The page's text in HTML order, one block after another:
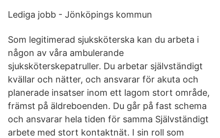
Lediga jobb - Jönköpings kommun
Som legitimerad sjuksköterska kan du arbeta i
någon av våra ambulerande
sjuksköterskepatruller. Du arbetar självständigt
kvällar och nätter, och ansvarar för akuta och
planerade insatser inom ett lagom stort område,
främst på äldreboenden. Du går på fast schema
och ansvarar hela tiden för samma Självständigt
arbete med stort kontaktnät. I sin roll som